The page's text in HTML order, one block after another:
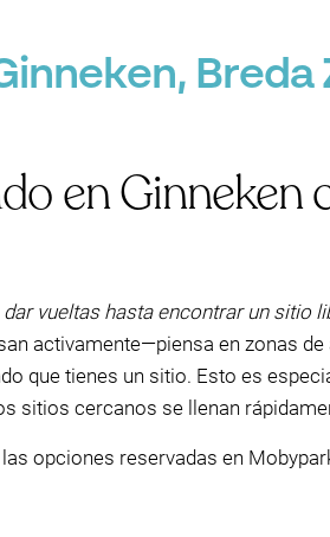
Breda
en Ginneken
dar vueltas hasta encontrar un sitio
activamente—piensa en zonas
que tienes un sitio. Esto es
sitios cercanos se llenan
opciones reservadas en